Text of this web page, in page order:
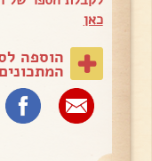
כאן
הוספה